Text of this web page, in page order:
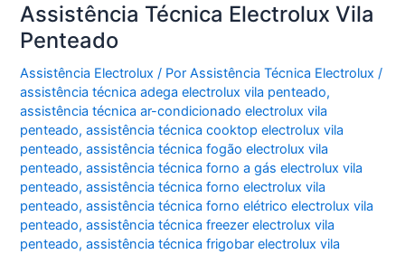
Assistência Técnica Electrolux Vila
Penteado
Assistência Electrolux / PorAssistência Técnica Electrolux/
assistência técnica adega electrolux vila penteado,
assistência técnica ar-condicionado electrolux vila
penteado,assistência técnica cooktop electrolux vila
penteado,assistência técnica fogão electrolux vila
penteado,assistência técnica forno a gás electrolux vila
penteado,assistência técnica forno electrolux vila
penteado,assistência técnica forno elétrico electrolux vila
penteado,assistência técnica freezer electrolux vila
penteado,assistência técnica frigobar electrolux vila